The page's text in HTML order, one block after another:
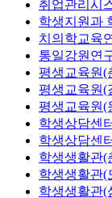
취업관리시
학생지원과
치의학교육
통일강원연
평생교육원(
평생교육원(
평생교육원(
학생상담센
학생상담센
학생생활관(
학생생활관(
학생생활관(